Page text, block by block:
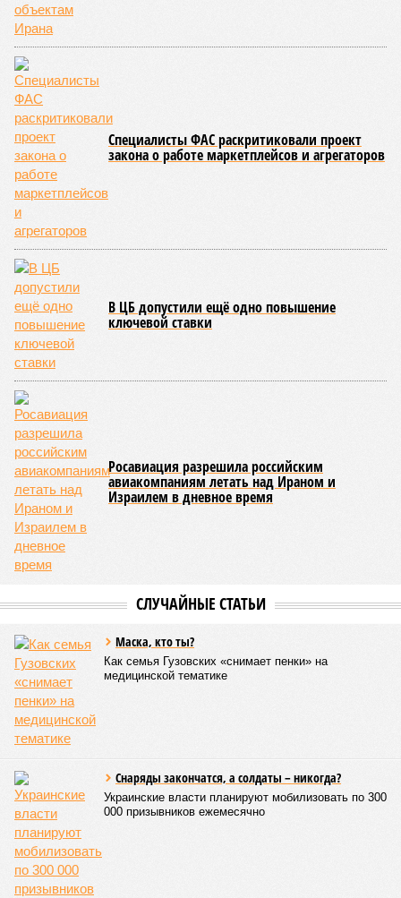
Специалисты ФАС раскритиковали проект
закона о работе маркетплейсов и агрегаторов
В ЦБ допустили ещё одно повышение
ключевой ставки
Росавиация разрешила российским
авиакомпаниям летать над Ираном и
Израилем в дневное время
СЛУЧАЙНЫЕ СТАТЬИ
Маска, кто ты?
Как семья Гузовских «снимает пенки» на
медицинской тематике
Снаряды закончатся, а солдаты – никогда?
Украинские власти планируют мобилизовать по 300
000 призывников ежемесячно